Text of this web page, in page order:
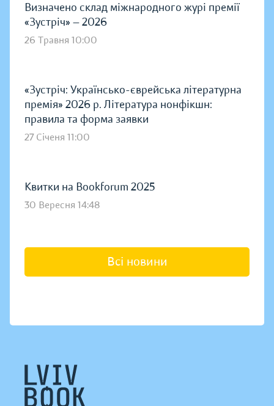
Визначено склад міжнародного журі премії
«Зустріч» — 2026
26 Травня 10:00
«Зустріч: Українсько-єврейська літературна
премія» 2026 р. Література нонфікшн:
правила та форма заявки
27 Січеня 11:00
Квитки на Bookforum 2025
30 Вересня 14:48
Всі новини